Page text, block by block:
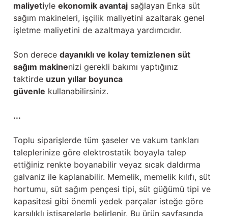
maliyetiyle ekonomik avantaj sağlayan Enka süt
sağım makineleri, işçilik maliyetini azaltarak genel
işletme maliyetini de azaltmaya yardımcıdır.
Son derece dayanıklı ve kolay temizlenen süt
sağım makinenizi gerekli bakımı yaptığınız
taktirde uzun yıllar boyunca
güvenle kullanabilirsiniz.
...
Toplu siparişlerde tüm şaseler ve vakum tankları
taleplerinize göre elektrostatik boyayla talep
ettiğiniz renkte boyanabilir veyaz sıcak daldırma
galvaniz ile kaplanabilir. Memelik, memelik kılıfı, süt
hortumu, süt sağım pençesi tipi, süt güğümü tipi ve
kapasitesi gibi önemli yedek parçalar isteğe göre
karşılıklı istişarelerle belirlenir. Bu ürün sayfasında